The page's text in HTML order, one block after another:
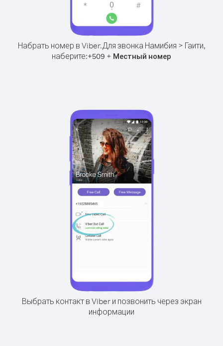
Набрать номер в Viber.Для звонка Намибия > Гаити,
наберите:+509 + Местный номер
Выбрать контакт в Viber и позвонить через экран
информации